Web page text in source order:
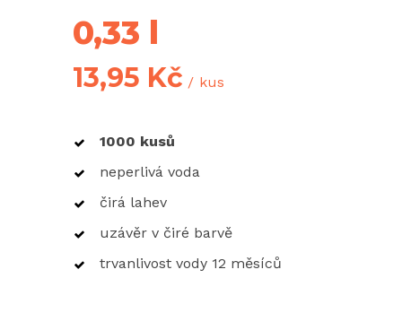
0,33 l
13,95 Kč kus
1000 kusů
neperlivá voda
čirá lahev
uzávěr v čiré barvě
trvanlivost vody 12 měsíců